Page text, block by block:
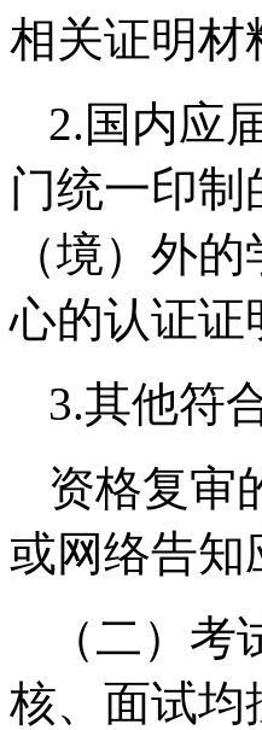
相关证明材
2.国内应
门统一印
（境）外
心的认证证
3.其他符
资格复审
或网络告知
（二）
核、面试均